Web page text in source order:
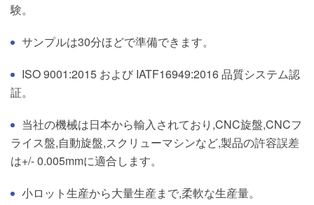
験。
サンプルは30分ほどで準備できます。
ISO 9001:2015 および IATF16949:2016 品質システム認
証。
当社の機械は日本から輸入されており,CNC旋盤,CNCフ
ライス盤,自動旋盤,スクリューマシンなど,製品の許容誤差
は+/- 0.005mmに適合します。
小ロット生産から大量生産まで,柔軟な生産量。